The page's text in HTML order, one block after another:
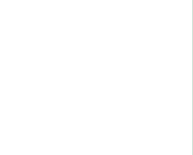
dass dein Text zu 100
in Sekundenschnelle
in über 100 Sprachen.